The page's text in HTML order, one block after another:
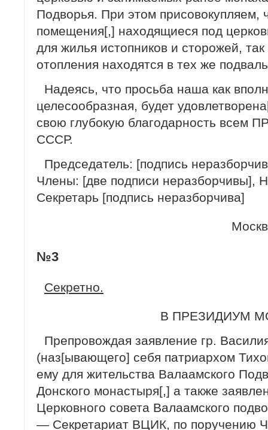
Подворья. При этом присовокупляем,
помещения[,] находящиеся под
для жилья истопников и сторожей, так
отопления находятся в тех же
Надеясь, что просьба наша как
целесообразная, будет
свою глубокую благодарность
СССР.
Председатель: [подпись
Члены: [две подписи неразборчивы],
Секретарь [подпись неразборчива]
№3
Секретно.
В ПРЕЗИДИУМ
Препровождая заявление гр.
(наз[ывающего] себя патриархом
ему для жительства Валаамского
Донского монастыря[,] а также
Церковного совета Валаамского
— Секретариат ВЦИК, по поручению